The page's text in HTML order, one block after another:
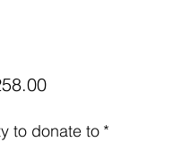
Price
to donate to *